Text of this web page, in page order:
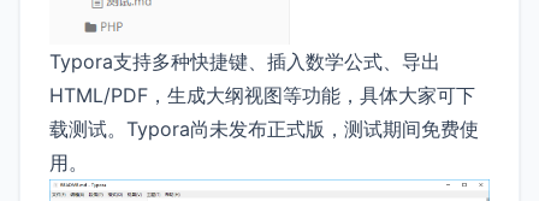
Typora支持多种快捷键、插入数学公式、导出
HTML/PDF，生成大纲视图等功能，具体大家可下
载测试。Typora尚未发布正式版，测试期间免费使
用。